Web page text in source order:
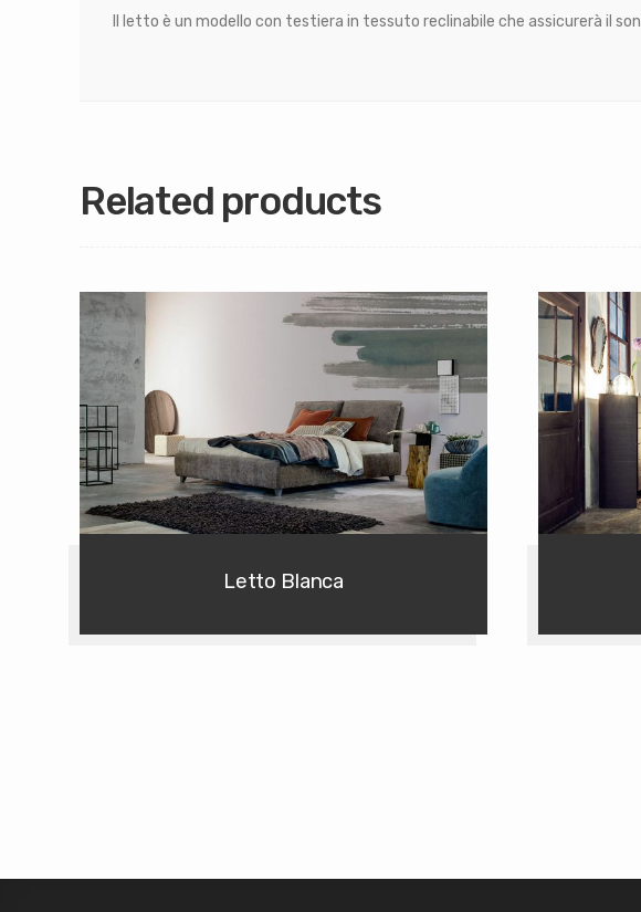
Il letto è un modello con testiera in tessuto reclinabile che assicurerà il
Related products
Letto Blanca